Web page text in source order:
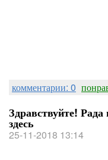
комментарии: 0
Здравствуйте!
здесь
25-11-2018 13:14